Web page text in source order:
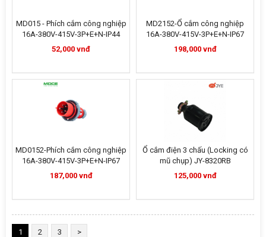
MD015 - Phích cắm công nghiệp
16A-380V-415V-3P+E+N-IP44
52,000 vnđ
MD2152-Ổ cắm công nghiệp
16A-380V-415V-3P+E+N-IP67
198,000 vnđ
MD0152-Phích cắm công nghiệp
16A-380V-415V-3P+E+N-IP67
187,000 vnđ
Ổ cắm điện 3 chấu (Locking có
mũ chụp) JY-8320RB
125,000 vnđ
1 2 3 >